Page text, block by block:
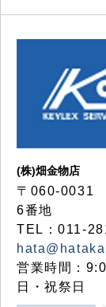
(株)畑金物店
〒060-0031
6番地
TEL：011-
営業時間：
日・祝祭日